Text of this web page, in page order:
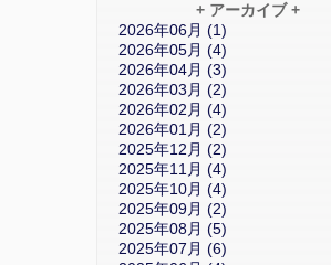
+ アーカイブ +
2026年06月 (1)
2026年05月 (4)
2026年04月 (3)
2026年03月 (2)
2026年02月 (4)
2026年01月 (2)
2025年12月 (2)
2025年11月 (4)
2025年10月 (4)
2025年09月 (2)
2025年08月 (5)
2025年07月 (6)